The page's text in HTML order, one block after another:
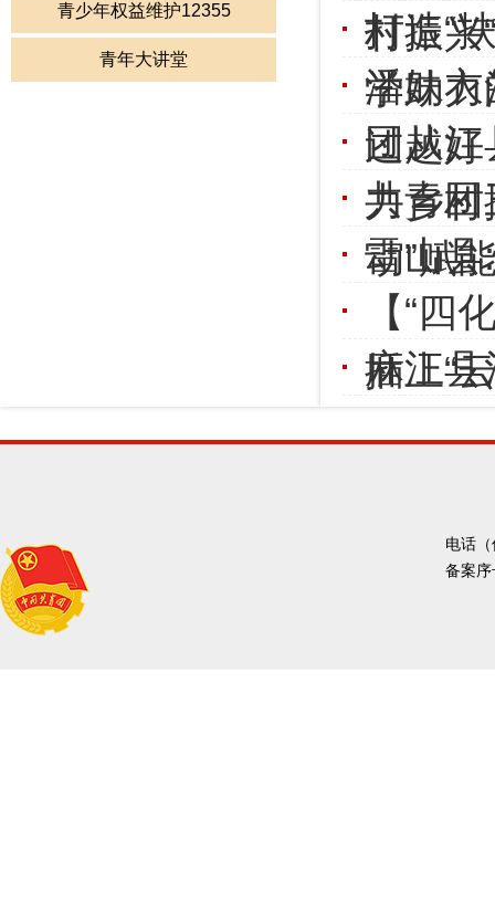
青少年权益维护12355
青年大讲堂
村振兴
打造“
学助力
潘妹
过越好
团从江
力乡村
共青团
动”赋
雷山县
【“四
插上“
麻江县
电话
备案序